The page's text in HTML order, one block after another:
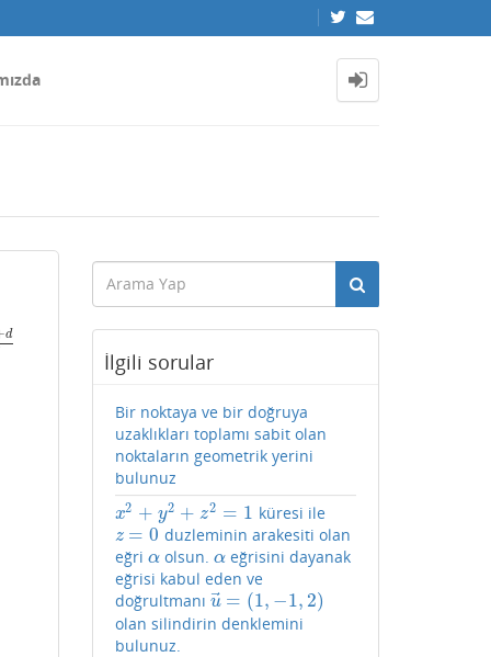
d+
İlgili sorular
Bir noktaya ve bir doğruya
uzaklıkları toplamı sabit olan
noktaların geometrik yerini
bulunuz
x2 + y2 + z2 = 1
x2+y2 +z2=1 küresi ile
z = 0
z=0
duzleminin arakesiti olan
eğri α
αolsun. α
α eğrisini dayanak
eğrisi kabul eden ve
doğrultmanı u⃗ = (1, −1, 2)
u→= (1,− 1,2)
olan silindirin denklemini
bulunuz.